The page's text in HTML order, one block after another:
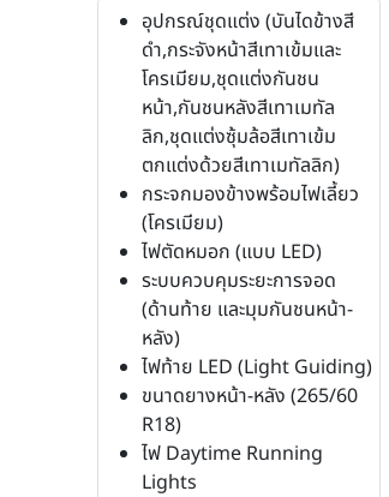
อุปกรณ์ชุดแต่ง (บันไดข้างสี
ดำ,กระจังหน้าสีเทาเข้มและ
โครเมียม,ชุดแต่งกันชน
หน้า,กันชนหลังสีเทาเมทัล
ลิก,ชุดแต่งซุ้มล้อสีเทาเข้ม
ตกแต่งด้วยสีเทาเมทัลลิก)
กระจกมองข้างพร้อมไฟเลี้ยว
(โครเมียม)
ไฟตัดหมอก (แบบ LED)
ระบบควบคุมระยะการจอด
(ด้านท้าย และมุมกันชนหน้า-
หลัง)
ไฟท้าย LED (Light Guiding)
ขนาดยางหน้า-หลัง (265/60
R18)
ไฟ Daytime Running
Lights